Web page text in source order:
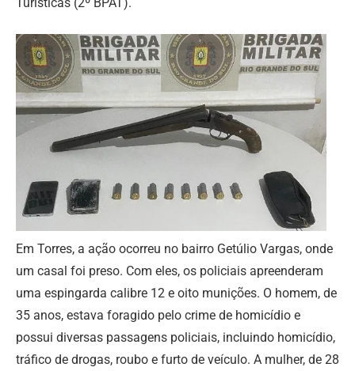
Em Torres, a ação ocorreu no bairro Getúlio Vargas, onde
um casal foi preso. Com eles, os policiais apreenderam
uma espingarda calibre 12 e oito munições. O homem, de
35 anos, estava foragido pelo crime de homicídio e
possui diversas passagens policiais, incluindo homicídio,
tráfico de drogas, roubo e furto de veículo. A mulher, de 28